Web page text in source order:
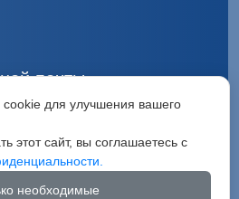
почты
для улучшения вашего
этот сайт, вы соглашаетесь с
необходимые